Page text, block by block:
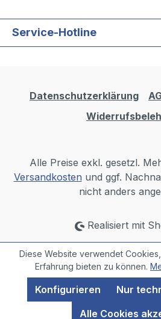
Service-Hotline
Datenschutzerklärung
Alle Preise exkl. gesetzl.
Versandkosten und ggf.
nicht anders
Realisiert mit
Diese Website verwendet
Erfahrung bieten zu können.
Nur
Konfigurieren
Alle Cookies